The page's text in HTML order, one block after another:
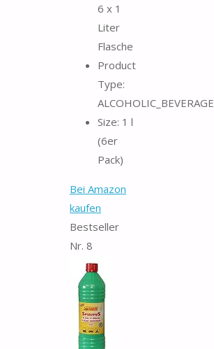
6 x 1
Liter
Flasche
Product
Type:
ALCOHOLIC_BEVERAGE
Size: 1 l
(6er
Pack)
Bei Amazon
kaufen
Bestseller
Nr. 8